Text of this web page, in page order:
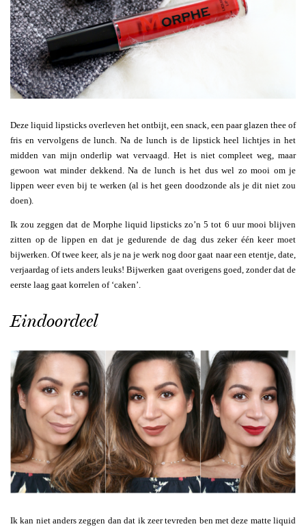
Deze liquid lipsticks overleven het ontbijt, een snack, een paar glazen thee of
fris en vervolgens de lunch. Na de lunch is de lipstick heel lichtjes in het
midden van mijn onderlip wat vervaagd. Het is niet compleet weg, maar
gewoon wat minder dekkend. Na de lunch is het dus wel zo mooi om je
lippen weer even bij te werken (al is het geen doodzonde als je dit niet zou
doen).
Ik zou zeggen dat de Morphe liquid lipsticks zo’n 5 tot 6 uur mooi blijven
zitten op de lippen en dat je gedurende de dag dus zeker één keer moet
bijwerken. Of twee keer, als je na je werk nog door gaat naar een etentje, date,
verjaardag of iets anders leuks! Bijwerken gaat overigens goed, zonder dat de
eerste laag gaat korrelen of ‘caken’.
Eindoordeel
Ik kan niet anders zeggen dan dat ik zeer tevreden ben met deze matte liquid